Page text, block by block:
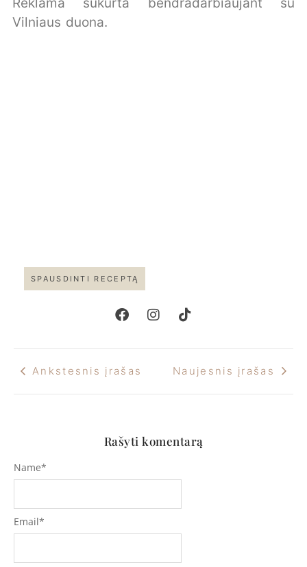
Reklama sukurta bendradarbiaujant su
Vilniaus duona.
SPAUSDINTI RECEPTĄ
Ankstesnis įrašas Naujesnis įrašas
Rašyti komentarą
Name*
Email*